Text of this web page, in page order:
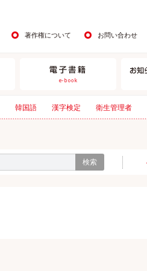
著作権について お問い合わせ
韓国語 漢字検定 衛生管理者
検索